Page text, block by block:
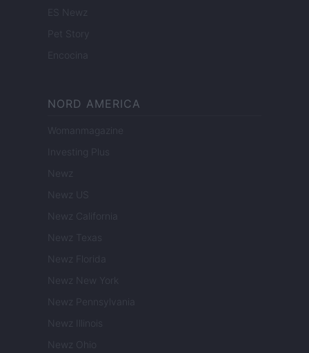
ES Newz
Pet Story
Encocina
NORD AMERICA
Womanmagazine
Investing Plus
Newz
Newz US
Newz California
Newz Texas
Newz Florida
Newz New York
Newz Pennsylvania
Newz Illinois
Newz Ohio